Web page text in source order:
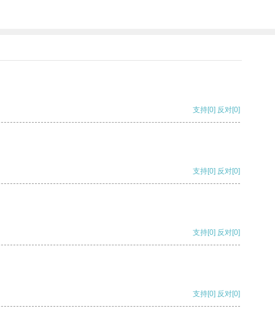
支持[0] 反对[0]
支持[0] 反对[0]
支持[0] 反对[0]
支持[0] 反对[0]